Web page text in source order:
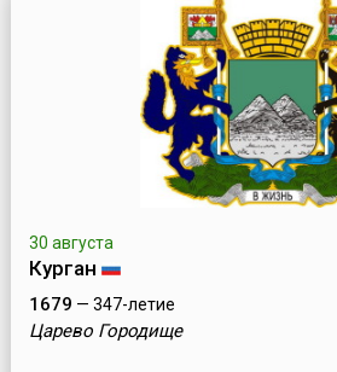
30 августа
Курган
1679 — 347-летие
Царево Городище